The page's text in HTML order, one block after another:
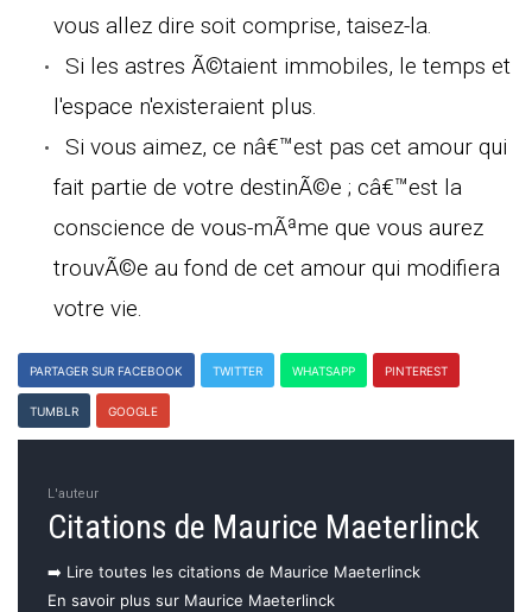
vous allez dire soit comprise, taisez-la.
Si les astres Ã©taient immobiles, le temps et
l'espace n'existeraient plus.
Si vous aimez, ce nâ€™est pas cet amour qui
fait partie de votre destinÃ©e ; câ€™est la
conscience de vous-mÃªme que vous aurez
trouvÃ©e au fond de cet amour qui modifiera
votre vie.
PARTAGER SUR FACEBOOK TWITTER WHATSAPP PINTEREST
TUMBLR GOOGLE
L'auteur
Citations de Maurice Maeterlinck
➡️ Lire toutes les citations de Maurice Maeterlinck
En savoir plus sur Maurice Maeterlinck